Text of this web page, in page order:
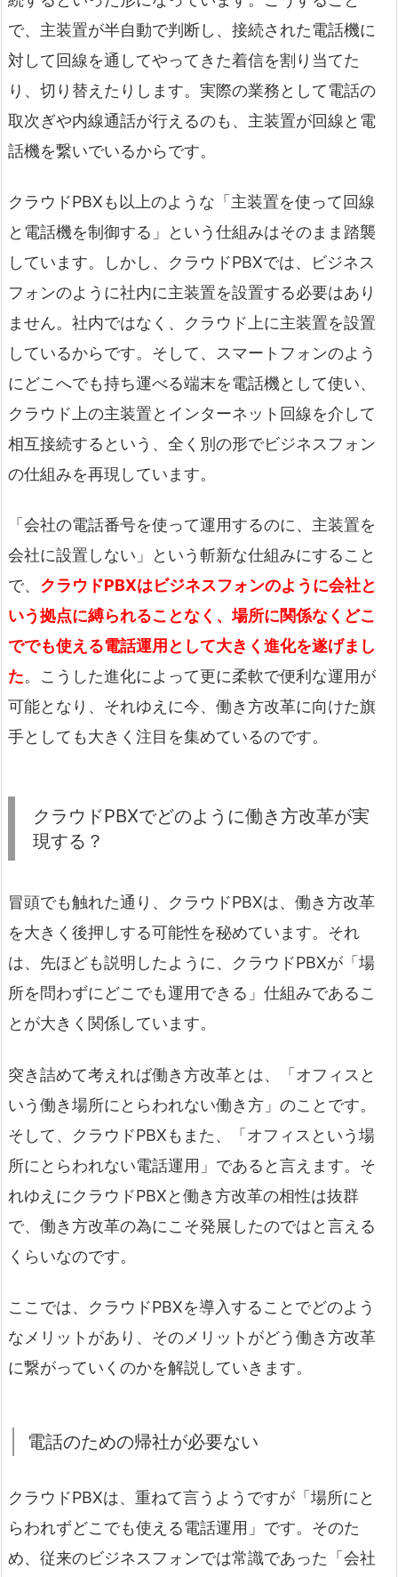
で、主装置が半自動で判断し、接続された電話機に
対して回線を通してやってきた着信を割り当てた
り、切り替えたりします。実際の業務として電話の
取次ぎや内線通話が行えるのも、主装置が回線と電
話機を繋いでいるからです。
クラウドPBXも以上のような「主装置を使って回線
と電話機を制御する」という仕組みはそのまま踏襲
しています。しかし、クラウドPBXでは、ビジネス
フォンのように社内に主装置を設置する必要はあり
ません。社内ではなく、クラウド上に主装置を設置
しているからです。そして、スマートフォンのよう
にどこへでも持ち運べる端末を電話機として使い、
クラウド上の主装置とインターネット回線を介して
相互接続するという、全く別の形でビジネスフォン
の仕組みを再現しています。
「会社の電話番号を使って運用するのに、主装置を
会社に設置しない」という斬新な仕組みにすること
で、 クラウドPBXはビジネスフォンのように会社と
いう拠点に縛られることなく、場所に関係なくどこ
ででも使える電話運用として大きく進化を遂げまし
た。こうした進化によって更に柔軟で便利な運用が
可能となり、それゆえに今、働き方改革に向けた旗
手としても大きく注目を集めているのです。
クラウドPBXでどのように働き方改革が実
現する？
冒頭でも触れた通り、クラウドPBXは、働き方改革
を大きく後押しする可能性を秘めています。それ
は、先ほども説明したように、クラウドPBXが「場
所を問わずにどこでも運用できる」仕組みであるこ
とが大きく関係しています。
突き詰めて考えれば働き方改革とは、「オフィスと
いう働き場所にとらわれない働き方」のことです。
そして、クラウドPBXもまた、「オフィスという場
所にとらわれない電話運用」であると言えます。そ
れゆえにクラウドPBXと働き方改革の相性は抜群
で、働き方改革の為にこそ発展したのではと言える
くらいなのです。
ここでは、クラウドPBXを導入することでどのよう
なメリットがあり、そのメリットがどう働き方改革
に繋がっていくのかを解説していきます。
電話のための帰社が必要ない
クラウドPBXは、重ねて言うようですが「場所にと
らわれずどこでも使える電話運用」です。そのた
め、従来のビジネスフォンでは常識であった「会社